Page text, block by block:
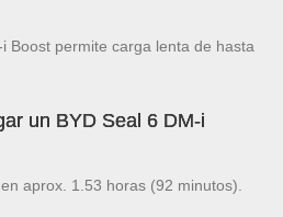
Boost permite carga lenta de hasta
un BYD Seal 6 DM-i
aprox. 1.53 horas (92 minutos).